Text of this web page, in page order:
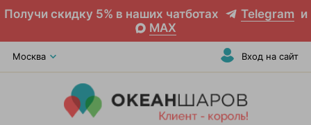
Получи скидку 5% в наших чатботах Telegram и
MAX
Москва Вход на сайт